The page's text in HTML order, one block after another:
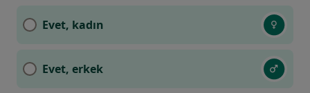
Evet, kadın
Evet, erkek